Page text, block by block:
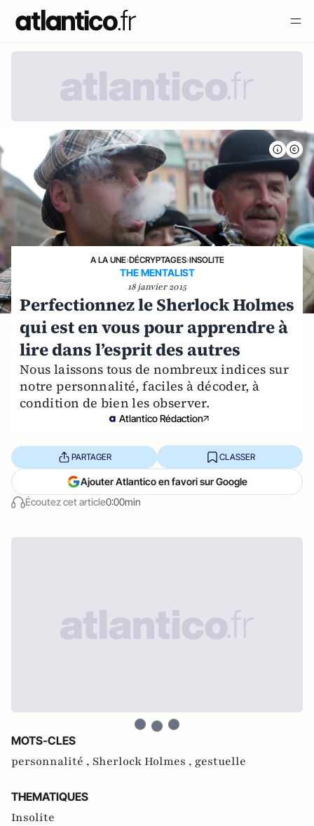
A LA UNE›DÉCRYPTAGES›INSOLITE
THE MENTALIST
18 janvier 2015
Perfectionnez le Sherlock Holmes
qui est en vous pour apprendre à
lire dans l’esprit des autres
Nous laissons tous de nombreux indices sur
notre personnalité, faciles à décoder, à
condition de bien les observer.
Atlantico Rédaction
Écoutez cet article0:00min
PARTAGER CLASSER
Ajouter Atlantico en favori sur Google
MOTS-CLES
personnalité , Sherlock Holmes , gestuelle
THEMATIQUES
Insolite